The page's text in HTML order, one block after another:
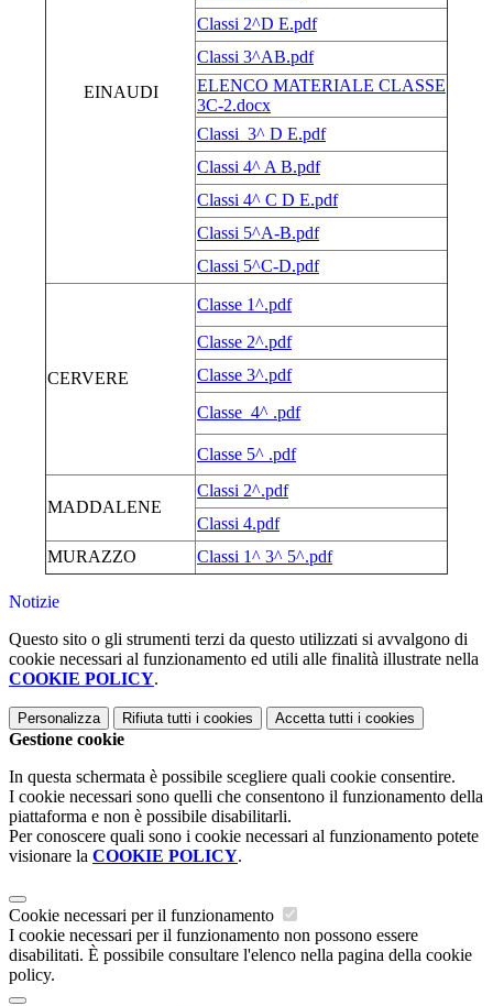
EINAUDI
Classi 2^D E.pdf
Classi 3^AB.pdf
ELENCO MATERIALE CLASSE
3C-2.docx
Classi 3^ D E.pdf
Classi 4^ A B.pdf
Classi 4^ C D E.pdf
Classi 5^A-B.pdf
Classi 5^C-D.pdf
CERVERE
Classe 1^.pdf
Classe 2^.pdf
Classe 3^.pdf
Classe 4^ .pdf
Classe 5^ .pdf
MADDALENE
Classi 2^.pdf
Classi 4.pdf
MURAZZO
Classi 1^ 3^ 5^.pdf
Notizie
Questo sito o gli strumenti terzi da questo utilizzati si avvalgono di
cookie necessari al funzionamento ed utili alle finalità illustrate nella
COOKIE POLICY.
Personalizza Rifiuta tutti i cookies Accetta tutti i cookies
Gestione cookie
In questa schermata è possibile scegliere quali cookie consentire.
I cookie necessari sono quelli che consentono il funzionamento della
piattaforma e non è possibile disabilitarli.
Per conoscere quali sono i cookie necessari al funzionamento potete
visionare la COOKIE POLICY.
Cookie necessari per il funzionamento
I cookie necessari per il funzionamento non possono essere
disabilitati. È possibile consultare l'elenco nella pagina della cookie
policy.